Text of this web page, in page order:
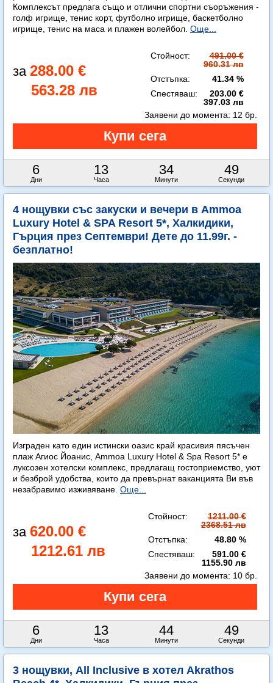
Комплексът предлага също и отлични спортни съоръжения -
голф игрище, тенис корт, футболно игрище, баскетболно
игрище, тенис на маса и плажен волейбол. Още...
288.00 €
563.28 лв
Стойност:
491.00 €
960.31 лв
Отстъпка:
41.34 %
Спестяваш:
203.00 €
397.03 лв
6
Дни
13
Часа
34
Минути
48
Секунди
Заявени до момента: 12 бр.
4 нощувки със закуски и вечери в Ammoa
Luxury Hotel & SPA Resort 5*, Халкидики,
Гърция през Септември! Дете до 11.99г. -
безплатно!
Изграден като един истински оазис край красивия пясъчен
плаж Агиос Йоанис, Ammoa Luxury Hotel & Spa Resort 5* е
луксозен хотелски комплекс, предлагащ гостоприемство, уют
и безброй удобства, които да превърнат ваканцията Ви във
незабравимо изживяване. Още...
620.00 €
1212.61 лв
Стойност:
1211.00 €
2368.51 лв
Отстъпка:
48.80 %
Спестяваш:
591.00 €
1155.90 лв
6
Дни
13
Часа
44
Минути
48
Секунди
Заявени до момента: 10 бр.
3 нощувки, All Inclusive в хотел Akrathos